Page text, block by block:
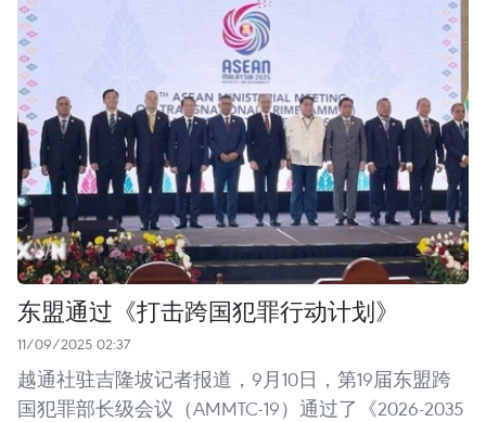
东盟通过《打击跨国犯罪行动计划》
11/09/2025 02:37
越通社驻吉隆坡记者报道，9月10日，第19届东盟跨
国犯罪部长级会议（AMMTC-19）通过了《2026-2035